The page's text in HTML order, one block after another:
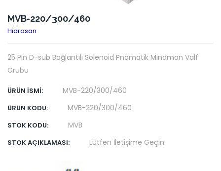
MVB-220/300/460
Hidrosan
25 Pin D-sub Bağlantılı Solenoid Pnömatik Mindman Valf
Grubu
ÜRÜN İSMI: MVB-220/300/460
ÜRÜN KODU: MVB-220/300/460
STOK KODU: MVB
STOK AÇIKLAMASI: Lütfen İletişime Geçin